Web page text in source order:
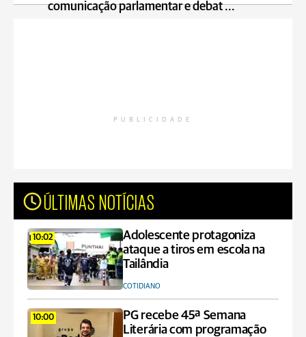
comunicação parlamentar e debat ...
PUBLICIDADE
ÚLTIMAS NOTÍCIAS
10:02
Adolescente protagoniza
ataque a tiros em escola na
Tailândia
COTIDIANO
10:00
PG recebe 45ª Semana
Literária com programação